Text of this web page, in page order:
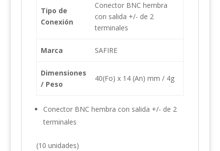
Tipo de
Conexión
Conector BNC hembra
con salida +/- de 2
terminales
Marca SAFIRE
Dimensiones
/ Peso
40(Fo) x 14 (An) mm / 4g
Conector BNC hembra con salida +/- de 2
terminales
(10 unidades)